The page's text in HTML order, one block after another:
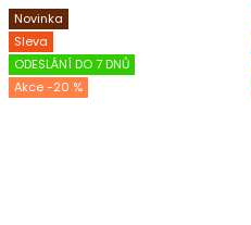
Novinka
Sleva
ODESLÁNÍ DO 7 DNŮ
-20 %